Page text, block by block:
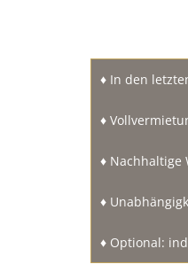
♦ In den
♦
♦ Nachhaltige
♦
♦ Optional: